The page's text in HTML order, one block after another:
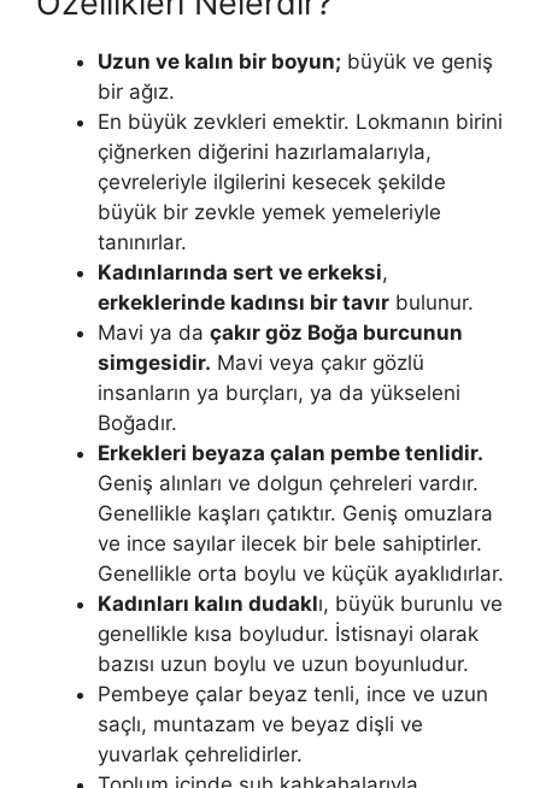
Uzun ve kalın bir boyun; büyük ve geniş
bir ağız.
En büyük zevkleri emektir. Lokmanın birini
çiğnerken diğerini hazırlamalarıyla,
çevreleriy­le ilgilerini kesecek şekilde
büyük bir zevkle yemek yemeleriyle
tanınırlar.
Kadınlarında sert ve erkeksi,
erkeklerinde kadınsı bir tavır bulunur.
Mavi ya da çakır göz Boğa burcunun
simgesidir. Mavi veya çakır gözlü
insanların ya burçları, ya da yükseleni
Boğadır.
Erkekleri beyaza çalan pembe tenlidir.
Geniş alınları ve dolgun çeh­releri vardır.
Genellikle kaşları çatıktır. Geniş omuzlara
ve ince sayılar ilecek bir bele sahiptirler.
Genellikle orta boylu ve küçük ayaklıdırlar.
Kadınları kalın dudaklı, büyük burunlu ve
genellikle kısa boyludur. İstisnayi olarak
bazısı uzun boylu ve uzun boyunludur.
Pembeye çalar beyaz tenli, ince ve uzun
saçlı, muntazam ve beyaz dişli ve
yuvarlak çehrelidirler.